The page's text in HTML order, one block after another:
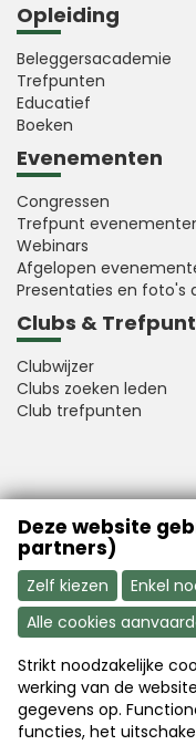
Opleiding
Beleggersacademie
Trefpunten
Educatief
Boeken
Evenementen
Congressen
Trefpunt
Webinars
Afgelopen
Presentaties en foto's
Clubs &
Clubwijzer
Clubs zoeken leden
Club trefpunten
VFB is a
Deze website
partners)
Zelf kiezen
Enkel
Alle cookies
Strikt noodzakelijke
werking van de
gegevens op.
functies, het